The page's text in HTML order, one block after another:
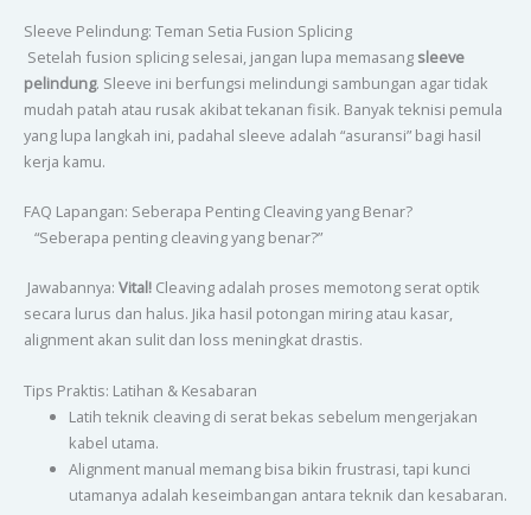
Sleeve Pelindung: Teman Setia Fusion Splicing
Setelah fusion splicing selesai, jangan lupa memasang sleeve
pelindung. Sleeve ini berfungsi melindungi sambungan agar tidak
mudah patah atau rusak akibat tekanan fisik. Banyak teknisi pemula
yang lupa langkah ini, padahal sleeve adalah “asuransi” bagi hasil
kerja kamu.
FAQ Lapangan: Seberapa Penting Cleaving yang Benar?
“Seberapa penting cleaving yang benar?”
Jawabannya: Vital!Cleaving adalah proses memotong serat optik
secara lurus dan halus. Jika hasil potongan miring atau kasar,
alignment akan sulit dan loss meningkat drastis.
Tips Praktis: Latihan & Kesabaran
Latih teknik cleaving di serat bekas sebelum mengerjakan
kabel utama.
Alignment manual memang bisa bikin frustrasi, tapi kunci
utamanya adalah keseimbangan antara teknik dan kesabaran.